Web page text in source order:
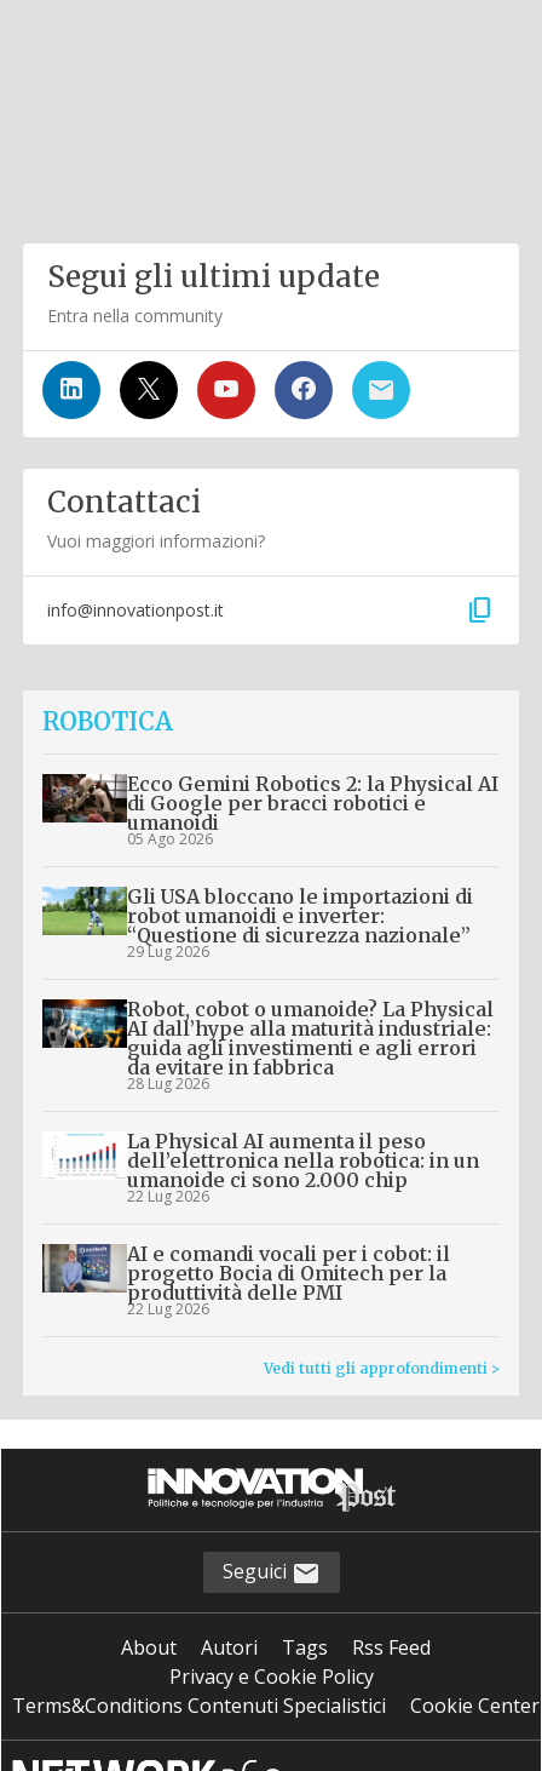
Segui gli ultimi update
Entra nella community
Contattaci
Vuoi maggiori informazioni?
info@innovationpost.it content_copy
ROBOTICA
Ecco Gemini Robotics 2: la Physical AI
di Google per bracci robotici e
umanoidi
05 Ago 2026
Gli USA bloccano le importazioni di
robot umanoidi e inverter:
“Questione di sicurezza nazionale”
29 Lug 2026
Robot, cobot o umanoide? La Physical
AI dall’hype alla maturità industriale:
guida agli investimenti e agli errori
da evitare in fabbrica
28 Lug 2026
La Physical AI aumenta il peso
dell’elettronica nella robotica: in un
umanoide ci sono 2.000 chip
22 Lug 2026
AI e comandi vocali per i cobot: il
progetto Bocia di Omitech per la
produttività delle PMI
22 Lug 2026
Vedi tutti gli approfondimenti >
Seguici
About Autori Tags
Rss Feed
Privacy e Cookie Policy
Terms&Conditions Contenuti Specialistici
Cookie Center